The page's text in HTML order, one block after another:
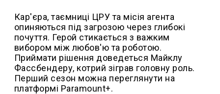
Кар'єра, таємниці ЦРУ та місія агента
опиняються під загрозою через глибокі
почуття. Герой стикається з важким
вибором між любов'ю та роботою.
Приймати рішення доведеться Майклу
Фассбендеру, котрий зіграв головну роль.
Перший сезон можна переглянути на
платформі Paramount+.